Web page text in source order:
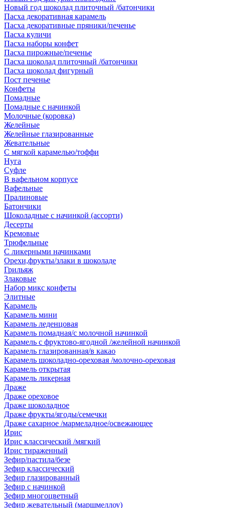
Новый год шоколад плиточный /батончики
Пасха декоративная карамель
Пасха декоративные пряники/печенье
Пасха куличи
Пасха наборы конфет
Пасха пирожные/печенье
Пасха шоколад плиточный /батончики
Пасха шоколад фигурный
Пост печенье
Конфеты
Помадные
Помадные с начинкой
Молочные (коровка)
Желейные
Желейные глазированные
Жевательные
С мягкой карамелью/тоффи
Нуга
Суфле
В вафельном корпусе
Вафельные
Пралиновые
Батончики
Шоколадные с начинкой (ассорти)
Десерты
Кремовые
Трюфельные
С ликерными начинками
Орехи,фрукты/злаки в шоколаде
Грильяж
Злаковые
Набор микс конфеты
Элитные
Карамель
Карамель мини
Карамель леденцовая
Карамель помадная/с молочной начинкой
Карамель с фруктово-ягодной /желейной начинкой
Карамель глазированная/в какао
Карамель шоколадно-ореховая /молочно-ореховая
Карамель открытая
Карамель ликерная
Драже
Драже ореховое
Драже шоколадное
Драже фрукты/ягоды/семечки
Драже сахарное /мармеладное/освежающее
Ирис
Ирис классический /мягкий
Ирис тираженный
Зефир/пастила/безе
Зефир классический
Зефир глазированный
Зефир с начинкой
Зефир многоцветный
Зефир жевательный (маршмеллоу)